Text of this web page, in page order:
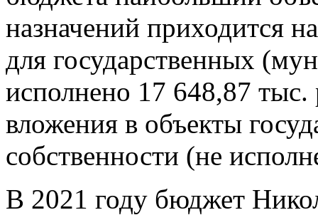
назначений приходится
для государственных
исполнено 17 648,87 тыс.
вложения в объекты
собственности (не
В 2021 году бюджет